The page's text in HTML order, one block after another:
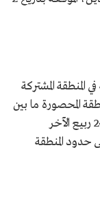
المنطقة المشتركة
المحصورة ما بين
خط مناسيب الأعماق 1000م، موقعة بتاريخ 24 ربيع الآخر
على حدود المنطقة